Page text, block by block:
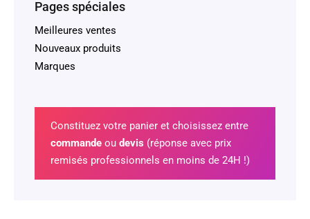
Pages spéciales
Meilleures ventes
Nouveaux produits
Marques
Constituez votre panier et choisissez entre
commandeou devis (réponse avec prix
remisés professionnels en moins de 24H !)